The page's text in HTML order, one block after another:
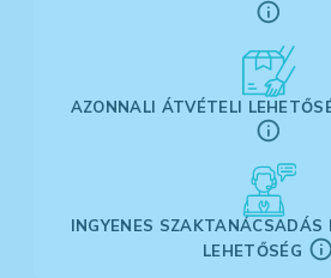
AZONNALI ÁTVÉTELI
INGYENES SZAKTANÁCSADÁS
LEHETŐSÉG